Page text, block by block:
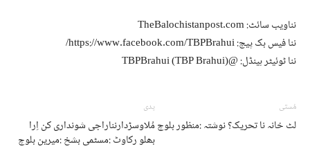
نناویب سائٹ: TheBalochistanpost.com
ننا فیس بک پیج: https://www.facebook.com/TBPBrahui/
ننا ٹوئیٹر ہینڈل: @TBPBrahui (TBP Brahui)
پدی
مُلاوسڑدارنناراجی شونداری کن اِرا
بھلو رکاوٹ :مسٹمی بشخ :میرین بلوچ
مُستی
لٹ خانہ نا تحریک؟ نوشتہ :منظور بلوچ